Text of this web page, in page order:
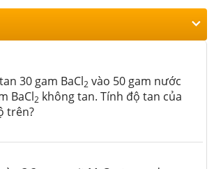
30 gam BaCl2 vào 50 gam nước
BaCl2 không tan. Tính độ tan của
trên?